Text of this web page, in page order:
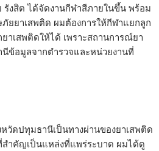
รังสิต ได้จัดงานกีฬาสีภายในขึ้น พร้อม
ยยาเสพติด ผมต้องการให้กีฬาแยกลูก
าเสพติดให้ได้ เพราะสถานการณ์ยา
ข้อมูลจากตำรวจและหน่วยงานที่
วัดปทุมธานีเป็นทางผ่านของยาเสพติด
ำคัญเป็นแหล่งที่แพร่ระบาด ผมได้ดู